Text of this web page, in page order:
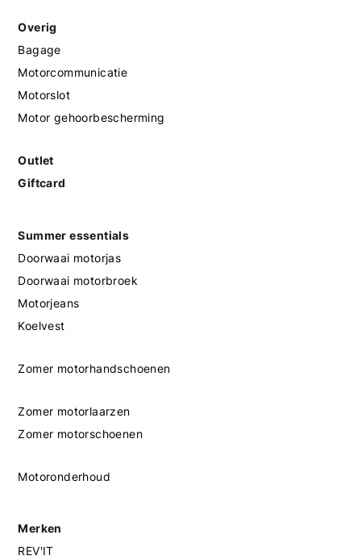
Overig
Bagage
Motorcommunicatie
Motorslot
Motor gehoorbescherming
Outlet
Giftcard
Summer essentials
Doorwaai motorjas
Doorwaai motorbroek
Motorjeans
Koelvest
Zomer motorhandschoenen
Zomer motorlaarzen
Zomer motorschoenen
Motoronderhoud
Merken
REV'IT